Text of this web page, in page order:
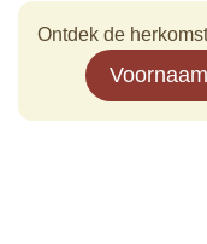
Ontdek de